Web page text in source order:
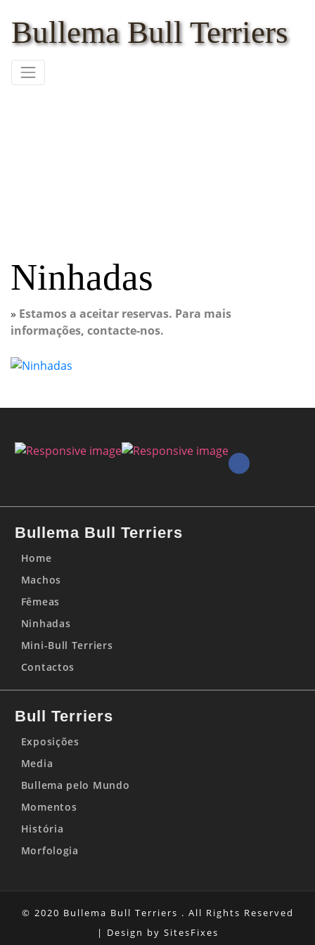
Bullema Bull Terriers
Ninhadas
» Estamos a aceitar reservas. Para mais
informações, contacte-nos.
Bullema Bull Terriers
Home
Machos
Fêmeas
Ninhadas
Mini-Bull Terriers
Contactos
Bull Terriers
Exposições
Media
Bullema pelo Mundo
Momentos
História
Morfologia
© 2020 Bullema Bull Terriers . All Rights Reserved
| Design by SitesFixes